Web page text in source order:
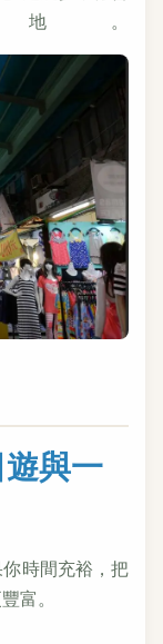
。
與一
時間充裕，把
富。